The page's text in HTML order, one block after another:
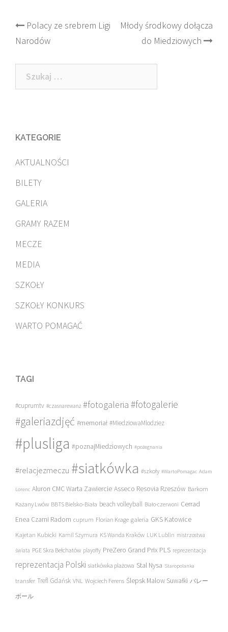
Post
navigation
Polacy ze srebrem Ligi
Narodów
Młody środkowy dołącza
do Miedziowych
Szukaj:
KATEGORIE
AKTUALNOŚCI
BILETY
GALERIA
GRAMY RAZEM
MECZE
MEDIA
SZKOŁY
SZKOŁY KONKURS
WARTO POMAGAĆ
TAGI
#cuprumtv #czasnarewanż #fotogaleria #fotogalerie
#galeriazdjęć #memoriał #MiedziowaMlodziez
#plusliga #poznajMiedziowych #pożegnania
#relacjezmeczu #siatkówka #szkoły #WartoPomagac Adam
Lorenc Aluron CMC Warta Zawiercie Asseco Resovia Rzeszów Barkom
Każany Lwów BBTS Bielsko-Biała beach volleyball Biało-czerwoni Cerrad
Enea Czarni Radom cuprum Florian Krage galeria GKS Katowice
Kajetan Kubicki Kamil Szymura KS Wanda Kraków LUK Lublin mistrzostwa
świata PGE Skra Bełchatów playoffy PreZero Grand Prix PLS reprezentacja
reprezentacja Polski siatkówka plażowa Stal Nysa Staropolanka
transfer Trefl Gdańsk VNL Wojciech Ferens Ślepsk Malow Suwałki バレー
ボール